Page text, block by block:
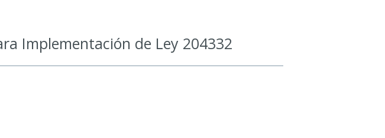
Implementación de Ley 204332